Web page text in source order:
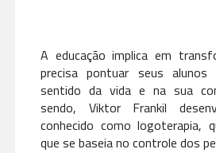
A educação implica em
precisa pontuar seus
sentido da vida e na sua
sendo, Viktor Frankil
conhecido como logoterapia,
que se baseia no controle dos